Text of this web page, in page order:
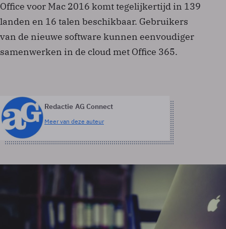
Office voor Mac 2016 komt tegelijkertijd in 139
landen en 16 talen beschikbaar. Gebruikers
van de nieuwe software kunnen eenvoudiger
samenwerken in de cloud met Office 365.
Redactie AG Connect
Meer van deze auteur